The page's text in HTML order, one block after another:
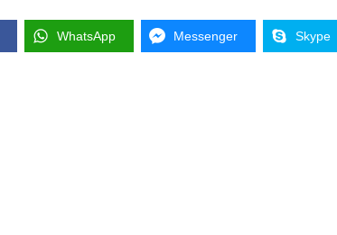
WhatsApp Messenger Skype